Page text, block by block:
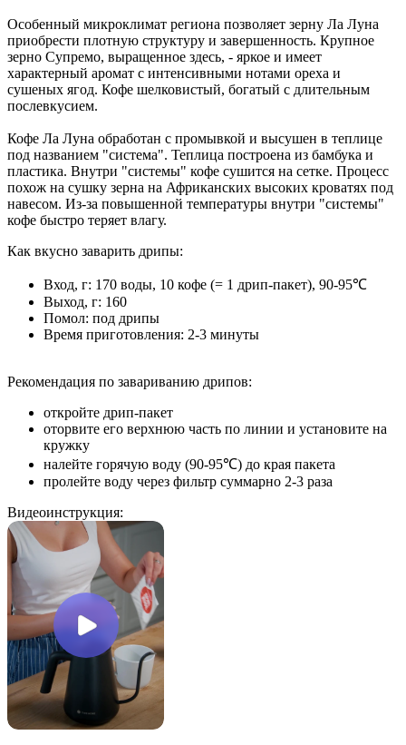
Особенный микроклимат региона позволяет зерну Ла Луна
приобрести плотную структуру и завершенность. Крупное
зерно Супремо, выращенное здесь, - яркое и имеет
характерный аромат с интенсивными нотами ореха и
сушеных ягод. Кофе шелковистый, богатый с длительным
послевкусием.
Кофе Ла Луна обработан с промывкой и высушен в теплице
под названием "система". Теплица построена из бамбука и
пластика. Внутри "системы" кофе сушится на сетке. Процесс
похож на сушку зерна на Африканских высоких кроватях под
навесом. Из-за повышенной температуры внутри "системы"
кофе быстро теряет влагу.
Как вкусно заварить дрипы:
Вход, г: 170 воды, 10 кофе (= 1 дрип-пакет), 90-95℃
Выход, г: 160
Помол: под дрипы
Время приготовления: 2-3 минуты
Рекомендация по завариванию дрипов:
откройте дрип-пакет
оторвите его верхнюю часть по линии и установите на
кружку
налейте горячую воду (90-95℃) до края пакета
пролейте воду через фильтр суммарно 2-3 раза
Видеоинструкция: